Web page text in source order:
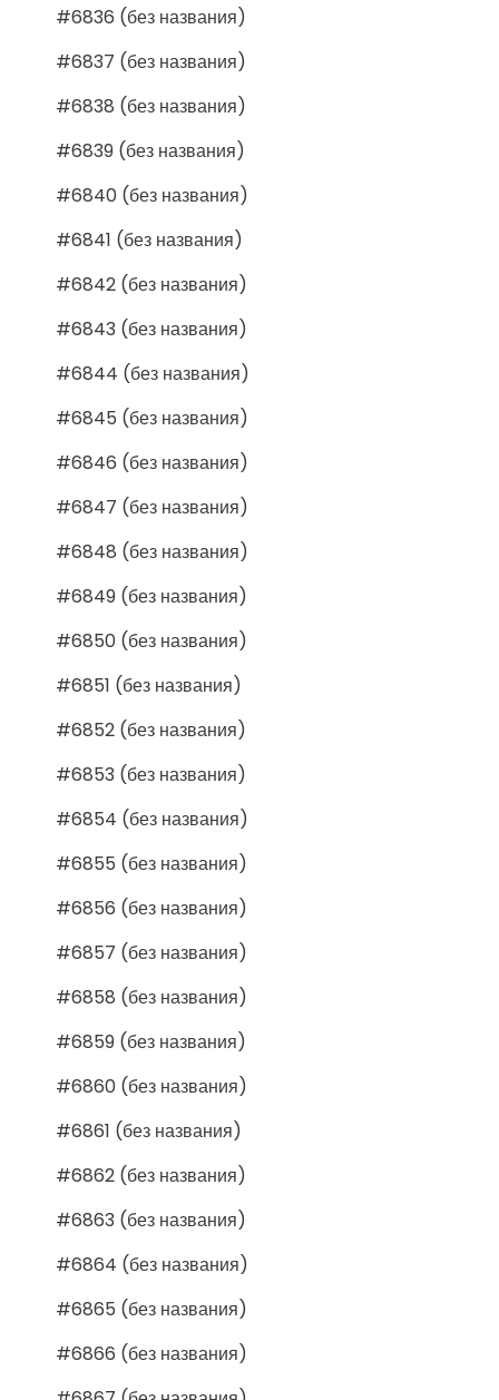
#6836 (без названия)
#6837 (без названия)
#6838 (без названия)
#6839 (без названия)
#6840 (без названия)
#6841 (без названия)
#6842 (без названия)
#6843 (без названия)
#6844 (без названия)
#6845 (без названия)
#6846 (без названия)
#6847 (без названия)
#6848 (без названия)
#6849 (без названия)
#6850 (без названия)
#6851 (без названия)
#6852 (без названия)
#6853 (без названия)
#6854 (без названия)
#6855 (без названия)
#6856 (без названия)
#6857 (без названия)
#6858 (без названия)
#6859 (без названия)
#6860 (без названия)
#6861 (без названия)
#6862 (без названия)
#6863 (без названия)
#6864 (без названия)
#6865 (без названия)
#6866 (без названия)